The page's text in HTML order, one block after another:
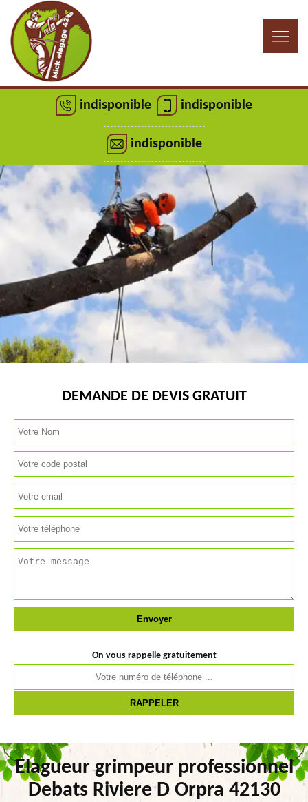
indisponible indisponible
indisponible
DEMANDE DE DEVIS GRATUIT
On vous rappelle gratuitement
Elagueur grimpeur professionnel
Debats Riviere D Orpra 42130